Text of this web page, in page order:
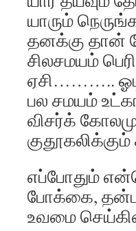
யாரும்
தனக்கு தான்
சிலசமயம்
ஏசி………..
பல சமயம்
விசர்க்
எப்போதும்
போக்கை,
உவமை